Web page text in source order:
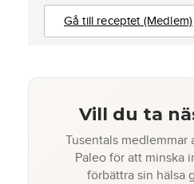
Gå till receptet (Medlem)
Vill du ta
Tusentals medlemmar
Paleo för att minska
förbättra sin hälsa